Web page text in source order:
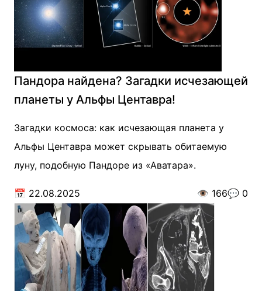
Пандора найдена? Загадки исчезающей
планеты у Альфы Центавра!
Загадки космоса: как исчезающая планета у
Альфы Центавра может скрывать обитаемую
луну, подобную Пандоре из «Аватара».
📅 22.08.2025 👁️ 166💬 0